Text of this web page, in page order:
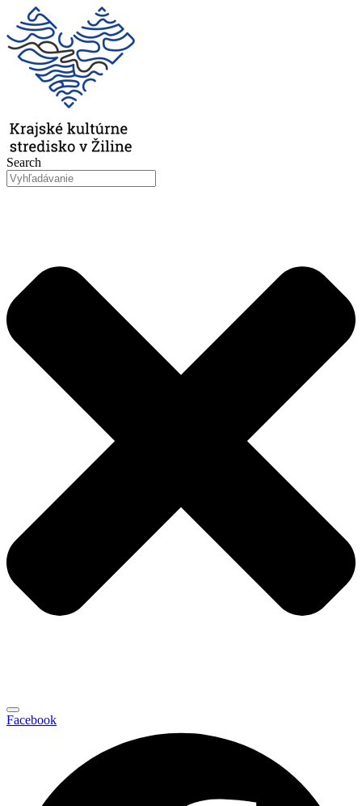
Preskočiť
na
obsah
Search
Facebook